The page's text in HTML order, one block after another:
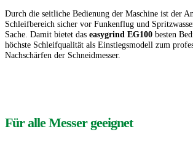
Durch die seitliche Bedienung der Maschine ist der
Schleifbereich sicher vor Funkenflug und
Sache. Damit bietet das easygrind EG100 besten
höchste Schleifqualität als Einstiegsmodell zum
Nachschärfen der Schneidmesser.
Für alle Messer geeignet